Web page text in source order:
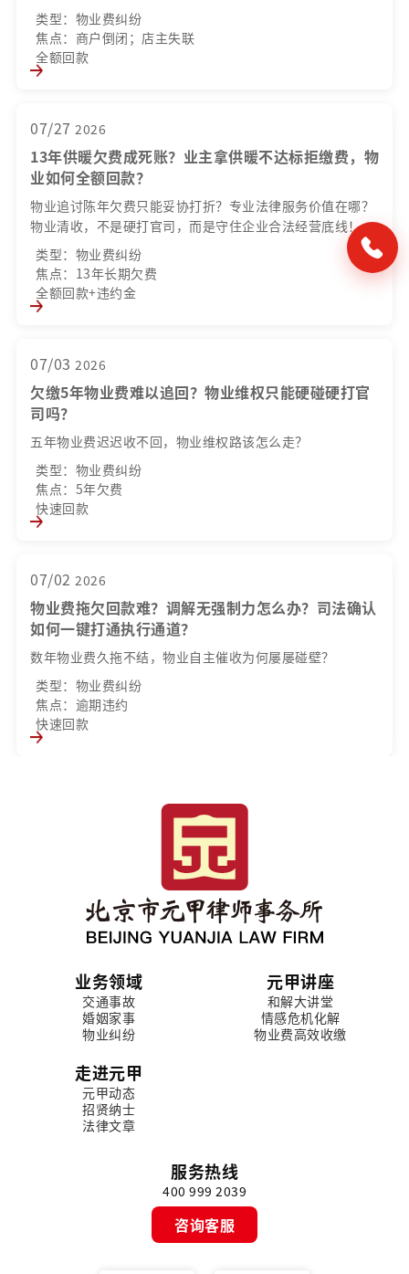
周转困困境该如何破局？
类型：物业费纠纷
焦点：商户倒闭；店主失联
全额回款
07/27 2026
13年供暖欠费成死账？业主拿供暖不达标拒缴费，物
业如何全额回款？
物业追讨陈年欠费只能妥协打折？专业法律服务价值在哪？
物业清收，不是硬打官司，而是守住企业合法经营底线！
类型：物业费纠纷
焦点：13年长期欠费
全额回款+违约金
07/03 2026
欠缴5年物业费难以追回？物业维权只能硬碰硬打官
司吗？
五年物业费迟迟收不回，物业维权路该怎么走？
类型：物业费纠纷
焦点：5年欠费
快速回款
07/02 2026
物业费拖欠回款难？调解无强制力怎么办？司法确认
如何一键打通执行通道？
数年物业费久拖不结，物业自主催收为何屡屡碰壁？
类型：物业费纠纷
焦点：逾期违约
快速回款
业务领域
交通事故
婚姻家事
物业纠纷
元甲讲座
和解大讲堂
情感危机化解
物业费高效收缴
走进元甲
元甲动态
招贤纳士
法律文章
服务热线
400 999 2039
咨询客服